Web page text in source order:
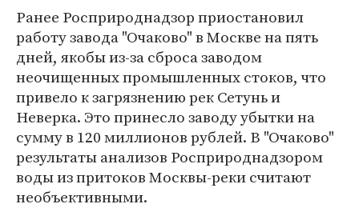
Ранее Росприроднадзор приостановил
работу завода "Очаково" в Москве на пять
дней, якобы из-за сброса заводом
неочищенных промышленных стоков, что
привело к загрязнению рек Сетунь и
Неверка. Это принесло заводу убытки на
сумму в 120 миллионов рублей. В "Очаково"
результаты анализов Росприроднадзором
воды из притоков Москвы-реки считают
необъективными.